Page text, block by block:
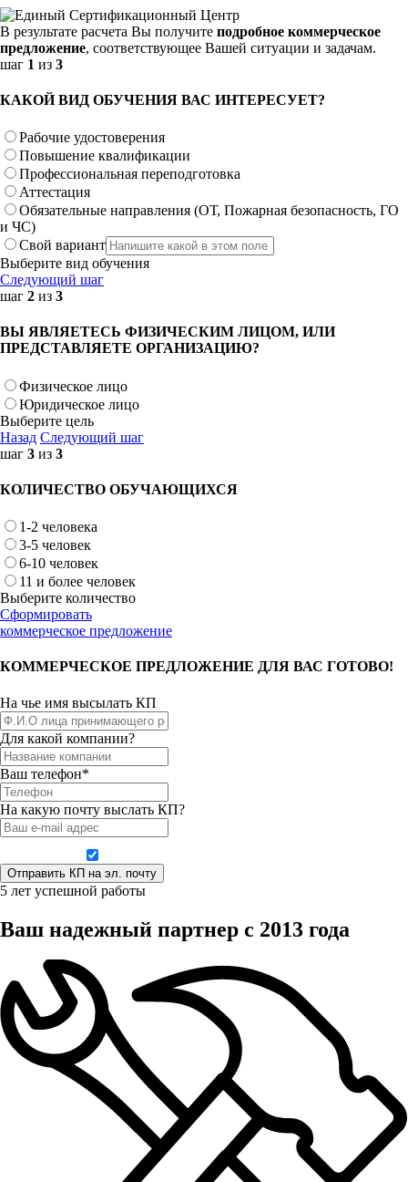
В результате расчета Вы получите подробное коммерческое
предложение, соответствующее Вашей ситуации и задачам.
шаг 1 из 3
КАКОЙ ВИД ОБУЧЕНИЯ ВАС ИНТЕРЕСУЕТ?
Рабочие удостоверения
Повышение квалификации
Профессиональная переподготовка
Аттестация
Обязательные направления (ОТ, Пожарная безопасность, ГО
и ЧС)
Свой вариант
Выберите вид обучения
Следующий шаг
шаг 2 из 3
ВЫ ЯВЛЯЕТЕСЬ ФИЗИЧЕСКИМ ЛИЦОМ, ИЛИ
ПРЕДСТАВЛЯЕТЕ ОРГАНИЗАЦИЮ?
Физическое лицо
Юридическое лицо
Выберите цель
Назад Следующий шаг
шаг 3 из 3
КОЛИЧЕСТВО ОБУЧАЮЩИХСЯ
1-2 человека
3-5 человек
6-10 человек
11 и более человек
Выберите количество
Сформировать
коммерческое предложение
КОММЕРЧЕСКОЕ ПРЕДЛОЖЕНИЕ ДЛЯ ВАС ГОТОВО!
На чье имя высылать КП
Для какой компании?
Ваш телефон*
На какую почту выслать КП?
5 лет успешной работы
Ваш надежный партнер с 2013 года